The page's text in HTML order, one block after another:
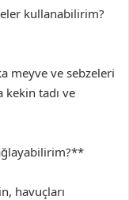
kullanabilirim?
meyve ve sebzeleri
tadı ve
havuçları